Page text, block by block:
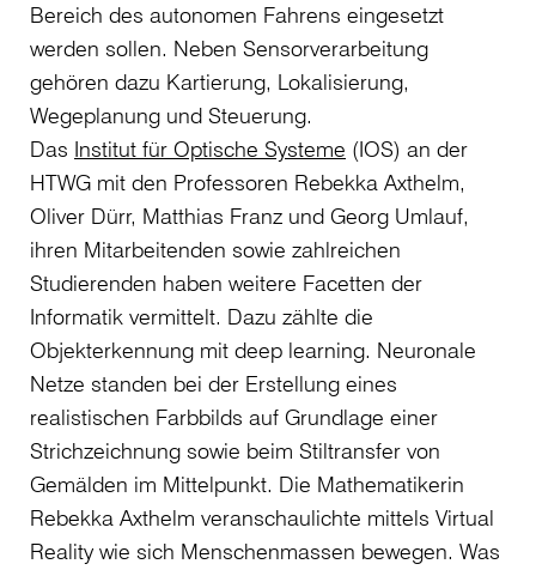
Bereich des autonomen Fahrens eingesetzt
werden sollen. Neben Sensorverarbeitung
gehören dazu Kartierung, Lokalisierung,
Wegeplanung und Steuerung.
Das Institut für Optische Systeme (IOS) an der
HTWG mit den Professoren Rebekka Axthelm,
Oliver Dürr, Matthias Franz und Georg Umlauf,
ihren Mitarbeitenden sowie zahlreichen
Studierenden haben weitere Facetten der
Informatik vermittelt. Dazu zählte die
Objekterkennung mit deep learning. Neuronale
Netze standen bei der Erstellung eines
realistischen Farbbilds auf Grundlage einer
Strichzeichnung sowie beim Stiltransfer von
Gemälden im Mittelpunkt. Die Mathematikerin
Rebekka Axthelm veranschaulichte mittels Virtual
Reality wie sich Menschenmassen bewegen. Was